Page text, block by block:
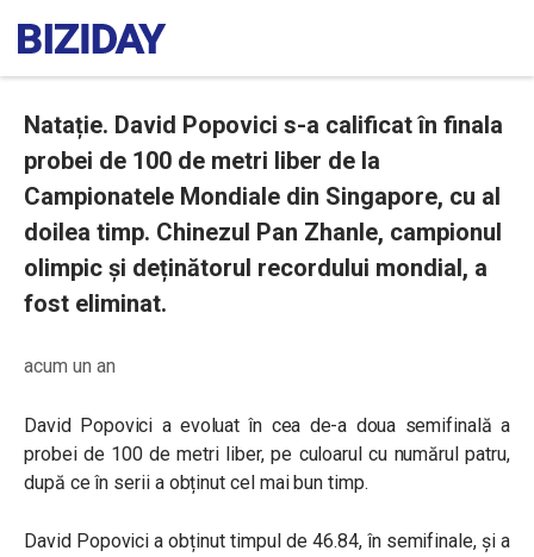
Natație. David Popovici s-a calificat în finala
probei de 100 de metri liber de la
Campionatele Mondiale din Singapore, cu al
doilea timp. Chinezul Pan Zhanle, campionul
olimpic și deținătorul recordului mondial, a
fost eliminat.
acum un an
David Popovici a evoluat în cea de-a doua semifinală a
probei de 100 de metri liber, pe culoarul cu numărul patru,
după ce în serii a obținut cel mai bun timp.
David Popovici a obținut timpul de 46.84, în semifinale, și a